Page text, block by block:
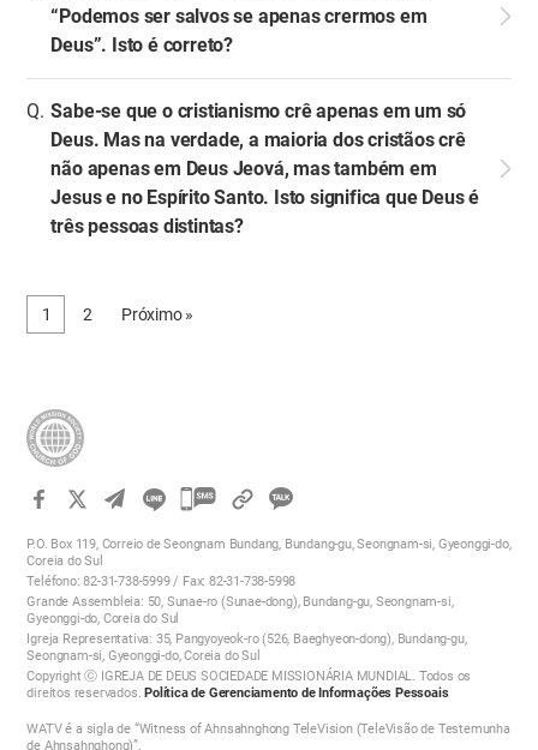
“Podemos ser salvos se apenas crermos em
Deus”. Isto é correto?
Sabe-se que o cristianismo crê apenas em um só
Deus. Mas na verdade, a maioria dos cristãos crê
não apenas em Deus Jeová, mas também em
Jesus e no Espírito Santo. Isto significa que Deus é
três pessoas distintas?
1 2 Próximo »
카
오
톡
공
유
하
기
P.O. Box 119, Correio de Seongnam Bundang, Bundang-gu, Seongnam-si, Gyeonggi-do,
Coreia do Sul
Teléfono: 82-31-738-5999 / Fax: 82-31-738-5998
Grande Assembleia: 50, Sunae-ro (Sunae-dong), Bundang-gu, Seongnam-si,
Gyeonggi-do, Coreia do Sul
Igreja Representativa: 35, Pangyoyeok-ro (526, Baeghyeon-dong), Bundang-gu,
Seongnam-si, Gyeonggi-do, Coreia do Sul
Copyright ⓒ IGREJA DE DEUS SOCIEDADE MISSIONÁRIA MUNDIAL. Todos os
direitos reservados.Política de Gerenciamento de Informações Pessoais
WATV é a sigla de “Witness of Ahnsahnghong TeleVision (TeleVisão de Testemunha
de Ahnsahnghong)”.